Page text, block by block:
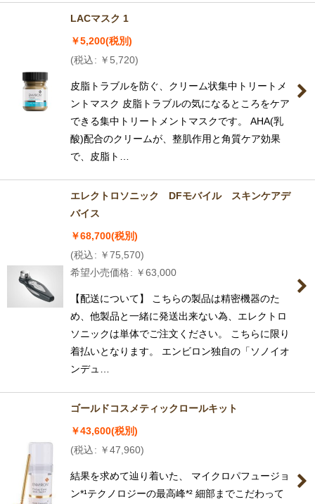
LACマスク 1
￥5,200(税別)
(税込: ￥ 5,720)
皮脂トラブルを防ぐ、クリーム状集中トリートメ
ントマスク 皮脂トラブルの気になるところをケア
できる集中トリートメントマスクです。 AHA(乳
酸)配合のクリームが、整肌作用と角質ケア効果
で、皮脂ト…
エレクトロソニック DFモバイル スキンケアデ
バイス
￥68,700(税別)
(税込: ￥75,570)
希望小売価格: ￥63,000
【配送について】 こちらの製品は精密機器のた
め、他製品と一緒に発送出来ない為、エレクトロ
ソニックは単体でご注文ください。 こちらに限り
着払いとなります。 エンビロン独自の「ソノイオ
ンデュ…
ゴールドコスメティックロールキット
￥43,600(税別)
(税込: ￥47,960)
結果を求めて辿り着いた、 マイクロパフュージョ
ン*¹テクノロジーの最高峰*² 細部までこだわって